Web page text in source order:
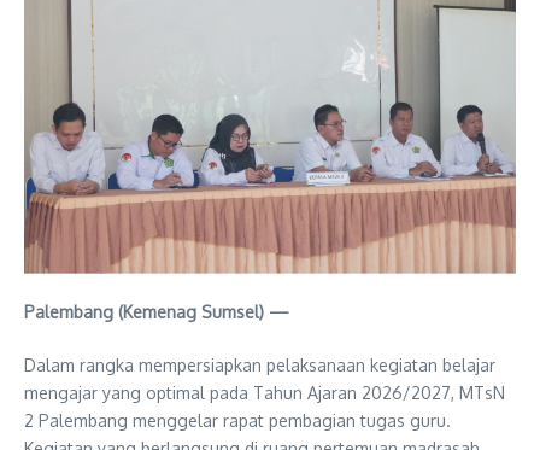
Palembang (Kemenag Sumsel) —
Dalam rangka mempersiapkan pelaksanaan kegiatan belajar
mengajar yang optimal pada Tahun Ajaran 2026/2027, MTsN
2 Palembang menggelar rapat pembagian tugas guru.